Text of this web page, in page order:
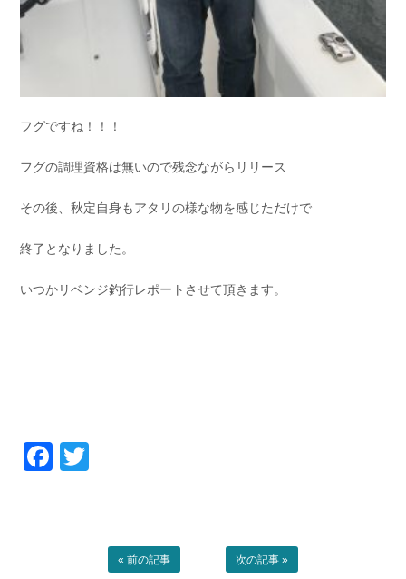
フグですね！！！
フグの調理資格は無いので残念ながらリリース
その後、秋定自身もアタリの様な物を感じただけで
終了となりました。
いつかリベンジ釣行レポートさせて頂きます。
Facebook
« 前の記事 次の記事 »